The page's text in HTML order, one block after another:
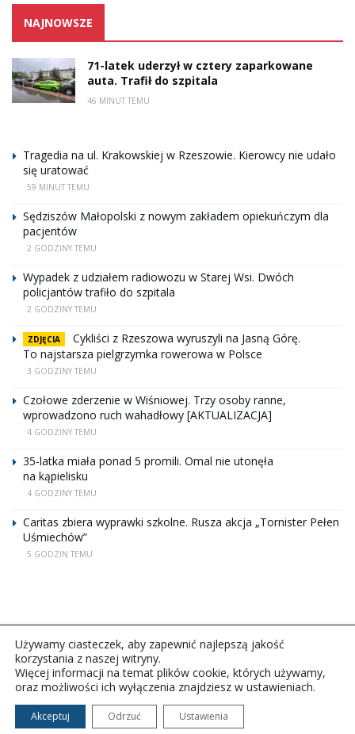
NAJNOWSZE
71-latek uderzył w cztery zaparkowane
auta. Trafił do szpitala
46 MINUT TEMU
Tragedia na ul. Krakowskiej w Rzeszowie. Kierowcy nie udało
się uratować
59 MINUT TEMU
Sędziszów Małopolski z nowym zakładem opiekuńczym dla
pacjentów
2 GODZINY TEMU
Wypadek z udziałem radiowozu w Starej Wsi. Dwóch
policjantów trafiło do szpitala
2 GODZINY TEMU
ZDJĘCIA
Cykliści z Rzeszowa wyruszyli na Jasną Górę.
To najstarsza pielgrzymka rowerowa w Polsce
3 GODZINY TEMU
Czołowe zderzenie w Wiśniowej. Trzy osoby ranne,
wprowadzono ruch wahadłowy [AKTUALIZACJA]
4 GODZINY TEMU
35-latka miała ponad 5 promili. Omal nie utonęła
na kąpielisku
4 GODZINY TEMU
Caritas zbiera wyprawki szkolne. Rusza akcja „Tornister Pełen
Uśmiechów”
5 GODZIN TEMU
Copyright © 2026Polskie Radio Rzeszów S.A. w likwidacj.
Wszelkie prawa zastrzeżone.
Używamy ciasteczek, aby zapewnić najlepszą jakość
korzystania z naszej witryny.
Więcej informacji na temat plików cookie, których używamy,
oraz możliwości ich wyłączenia znajdziesz w ustawieniach.
Akceptuj Odrzuć Ustawienia